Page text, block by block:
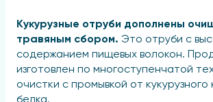
Кукурузные отруби дополнены
травяным сбором. Это отруби с
содержанием пищевых волокон.
изготовлен по многоступенчатой
очистки с промывкой от